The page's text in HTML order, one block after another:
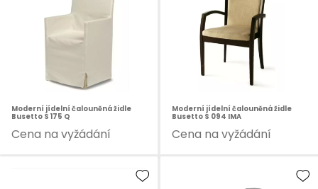
Moderní jídelní čalouněná židle
Busetto S 175 Q
Cena na vyžádání
Moderní jídelní čalouněná židle
Busetto S 094 IMA
Cena na vyžádání